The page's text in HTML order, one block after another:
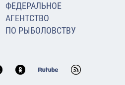
ФЕДЕРАЛЬНОЕ
АГЕНТСТВО
ПО РЫБОЛОВСТВУ